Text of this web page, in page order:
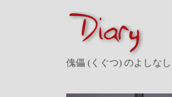
傀儡 (くぐつ) のよしな